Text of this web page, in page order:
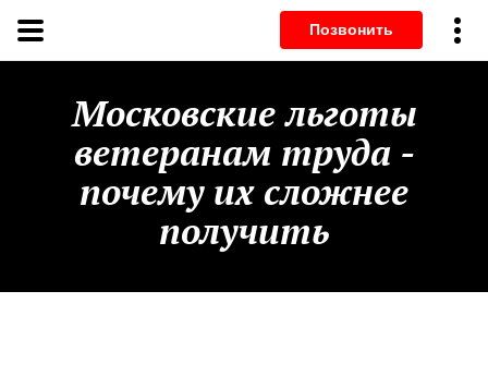
Московские льготы
ветеранам труда -
почему их сложнее
получить